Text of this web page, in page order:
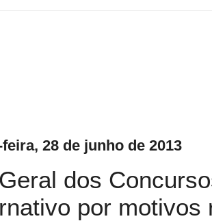
28 de junho de 2013
dos
por motivos